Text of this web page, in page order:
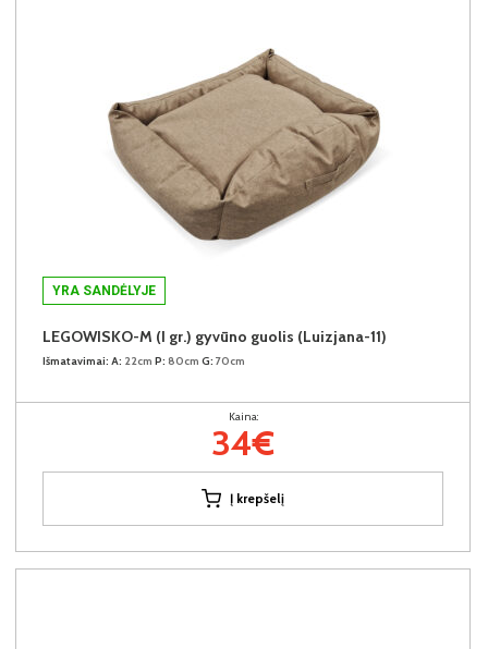
YRA SANDĖLYJE
LEGOWISKO-M (I gr.) gyvūno guolis (Luizjana-11)
Išmatavimai: A: 22cm P: 80cm G: 70cm
Kaina:
34€
Į krepšelį